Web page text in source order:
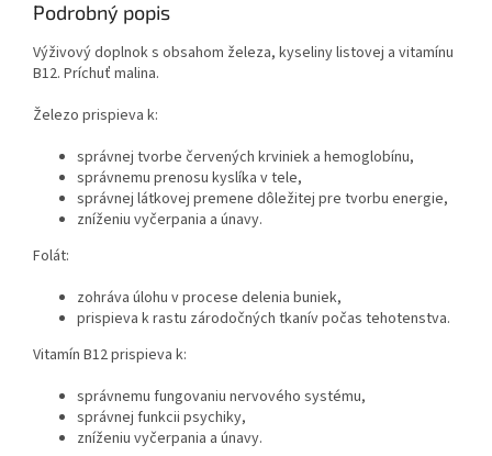
Podrobný popis
Výživový doplnok s obsahom železa, kyseliny listovej a vitamínu
B12. Príchuť malina.
Železo prispieva k:
správnej tvorbe červených krviniek a hemoglobínu,
správnemu prenosu kyslíka v tele,
správnej látkovej premene dôležitej pre tvorbu energie,
zníženiu vyčerpania a únavy.
Folát:
zohráva úlohu v procese delenia buniek,
prispieva k rastu zárodoč­ných tkanív počas tehotenstva.
Vitamín B12 prispieva k:
správnemu fungovaniu nervového systému,
správnej funkcii psychiky,
zníženiu vyčerpania a únavy.